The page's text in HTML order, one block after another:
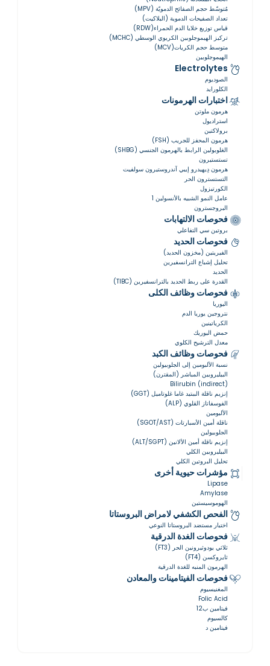
مُتوسّط ​​حجم الصفائح الدمويّة (MPV)
تعداد الصفيحات الدموية (البلاكيت)
قياس توزيع خلايا الدم الحمراء(RDW)
تركيز الهيموجلوبين الكريوي الوسطي (MCHC)
متوسط حجم الكريات(MCV)
الهيموجلوبين
Electrolytes
الصوديوم
الكلورايد
اختبارات الهرمونات
هرمون ملوتن
استراديول
برولاكتين
هرمون المحفز للجريب (FSH)
الغلوبولين الرابط بالهرمون الجنسي (SHBG)
تستستيرون
هرمون دِيهيدرو إيبي آندروستيرون سولفيت
التستسترون الحر
الكورتيزول
عامل النمو الشبيه بالأنسولين 1
البروجسترون
فحوصات الالتهابات
بروتين سي التفاعلي
فحوصات الحديد
الفيريتين (مخزون الحديد)
تحليل إشباع الترانسفيرين
الحديد
القدرة على ربط الحديد بالترانسفيرين (TIBC)
فحوصات وظائف الكلى
اليوريا
نتروجين يوريا الدم
الكرياتينين
حمض اليوريك
معدل الترشيح الكلوي
فحوصات وظائف الكبد
نسبة الألبومين إلى الجلوبيولين
البيليروبين المباشر (المقترن)
Bilirubin (indirect)
إنزيم ناقلة الببتيد غاما غلوتاميل (GGT)
الفوسفاتاز القلوي (ALP)
الألبومين
ناقلة أمين الأسبارتات (SGOT/AST)
الجلوبيولين
إنزيم ناقلة أمين الألانين (ALT/SGPT)
البيليروبين الكلي
تحليل البروتين الكلي
مؤشرات حيوية أخرى
Lipase
Amylase
الهوموسيستين
الفحص الكشفي لامراض البروستاتا
اختبار مستضد البروستاتا النوعي
فحوصات الغدة الدرقية
ثلاثي يودوثيرونين الحر (FT3)
ثايروكسن (FT4)
الهرمون المنبه للغدة الدرقية
فحوصات الفيتامينات والمعادن
المغنيسيوم
Folic Acid
فيتامين ب12
كالسيوم
فيتامين د